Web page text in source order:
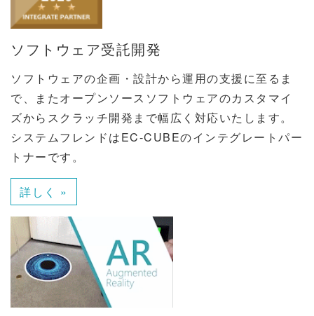
ソフトウェア受託開発
ソフトウェアの企画・設計から運用の支援に至るま
で、またオープンソースソフトウェアのカスタマイ
ズからスクラッチ開発まで幅広く対応いたします。
システムフレンドはEC-CUBEのインテグレートパー
トナーです。
詳しく »